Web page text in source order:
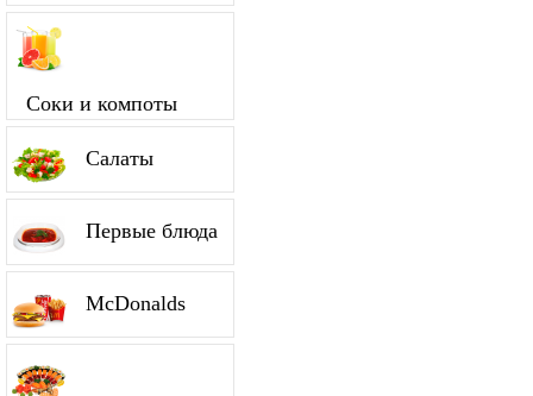
Соки и компоты
Салаты
Первые блюда
McDonalds